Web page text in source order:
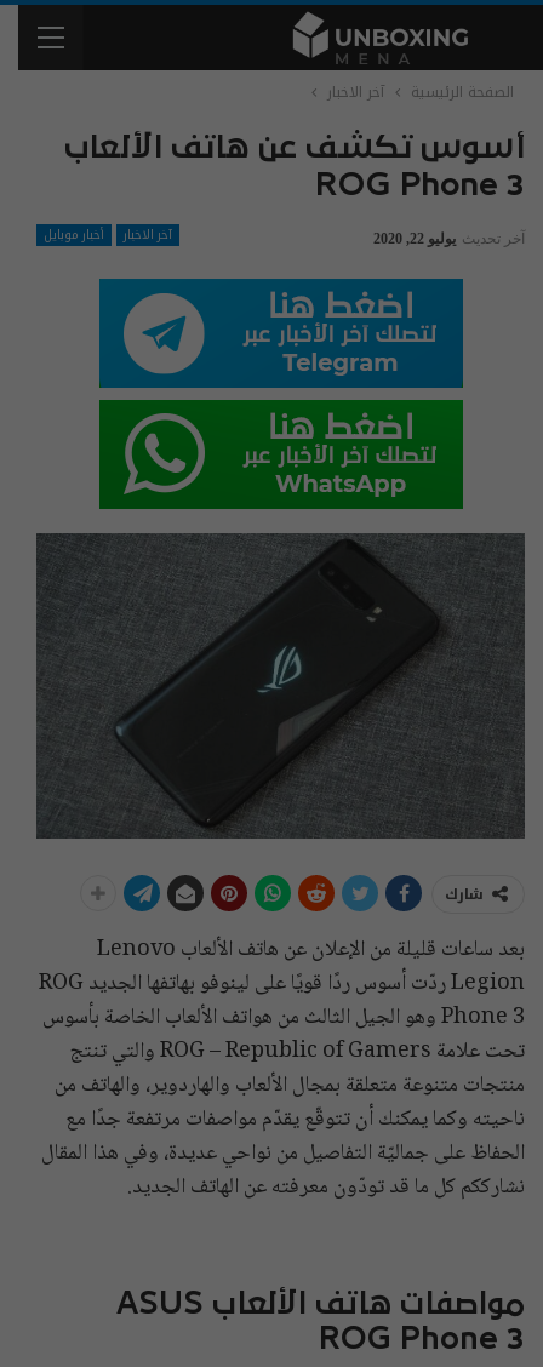
الصفحة الرئيسية آخر الاخبار
أسوس تكشف عن هاتف الألعاب
ROG Phone 3
آخر الاخبار أخبار موبايل آخر تحديث يوليو 22, 2020
شارك
بعد ساعات قليلة من الإعلان عن هاتف الألعاب Lenovo
Legion ردّت أسوس ردًا قويًا على لينوفو بهاتفها الجديد ROG
Phone 3 وهو الجيل الثالث من هواتف الألعاب الخاصة بأسوس
تحت علامة ROG – Republic of Gamers والتي تنتج
منتجات متنوعة متعلقة بمجال الألعاب والهاردوير، والهاتف من
ناحيته وكما يمكنك أن تتوقّع يقدّم مواصفات مرتفعة جدًا مع
الحفاظ على جماليّة التفاصيل من نواحي عديدة، وفي هذا المقال
نشارككم كل ما قد تودّون معرفته عن الهاتف الجديد.
مواصفات هاتف الألعاب ASUS
ROG Phone 3